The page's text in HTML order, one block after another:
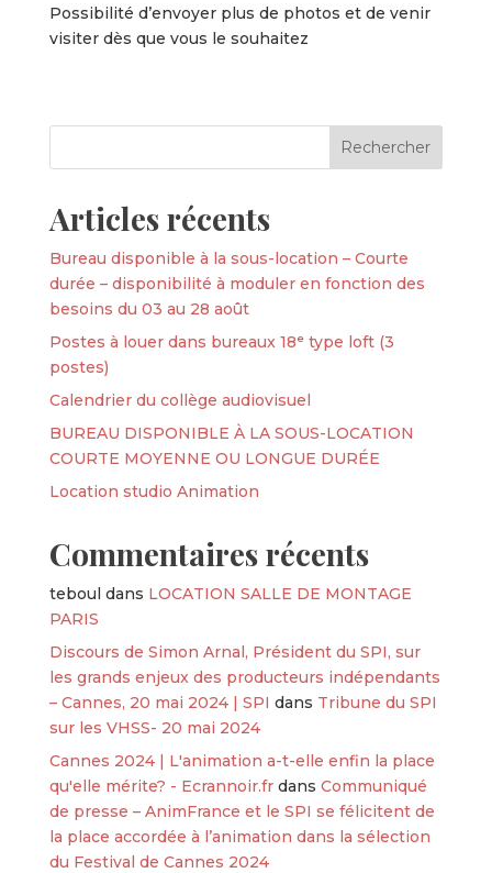
Possibilité d’envoyer plus de photos et de venir
visiter dès que vous le souhaitez
Articles récents
Bureau disponible à la sous-location – Courte
durée – disponibilité à moduler en fonction des
besoins du 03 au 28 août
Postes à louer dans bureaux 18ᵉ type loft (3
postes)
Calendrier du collège audiovisuel
BUREAU DISPONIBLE À LA SOUS-LOCATION
COURTE MOYENNE OU LONGUE DURÉE
Location studio Animation
Commentaires récents
teboul dans LOCATION SALLE DE MONTAGE
PARIS
Discours de Simon Arnal, Président du SPI, sur
les grands enjeux des producteurs indépendants
– Cannes, 20 mai 2024 | SPI dans Tribune du SPI
sur les VHSS- 20 mai 2024
Cannes 2024 | L'animation a-t-elle enfin la place
qu'elle mérite? - Ecrannoir.frdans Communiqué
de presse – AnimFrance et le SPI se félicitent de
la place accordée à l’animation dans la sélection
du Festival de Cannes 2024